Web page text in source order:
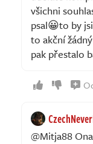
všichni
psal😀to by
to akční
pak přestalo
@Mitja88